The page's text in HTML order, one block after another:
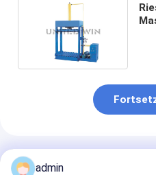
Empfohlene Produkte
admin